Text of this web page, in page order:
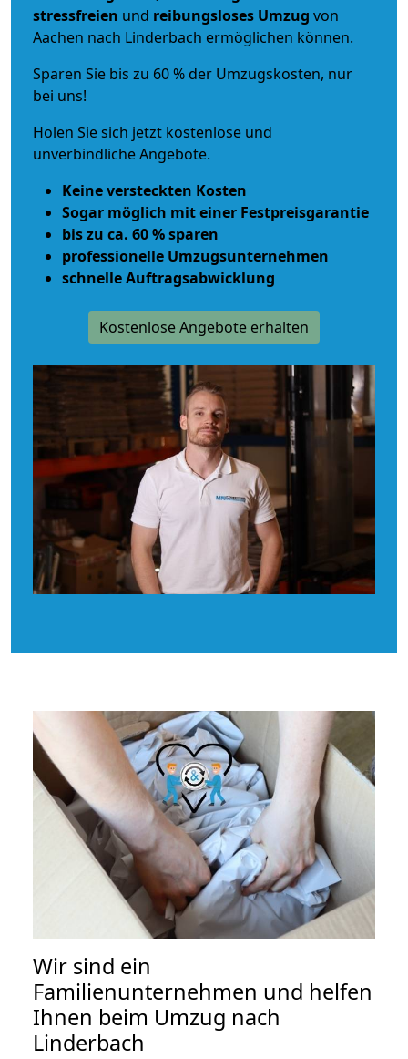
stressfreien und reibungsloses Umzug von
Aachen nach Linderbach ermöglichen können.
Sparen Sie bis zu 60 % der Umzugskosten, nur
bei uns!
Holen Sie sich jetzt kostenlose und
unverbindliche Angebote.
Keine versteckten Kosten
Sogar möglich mit einer Festpreisgarantie
bis zu ca. 60 % sparen
professionelle Umzugsunternehmen
schnelle Auftragsabwicklung
Kostenlose Angebote erhalten
Wir sind ein
Familienunternehmen und helfen
Ihnen beim Umzug nach
Linderbach